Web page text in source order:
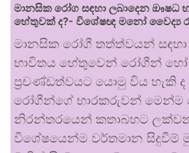
මානසික රෝග සඳහා ලබාදෙන ඖෂධ
හේතුවක් ද?- විශේෂඥ මනෝ වෛද්‍ය
මානසික රෝගී තත්ත්වයන්
භාවිතය හේතුවෙන් රෝගීන් හෝ
ප්‍රචණ්ඩත්වයට යොමු විය හැකි
රෝගීන්ගේ භාරකරුවන් මෙන්ම
නිරන්තරයෙන් කතාබහට ලක්වන
විශේෂයෙන්ම වර්තමාන සිදුවීම්